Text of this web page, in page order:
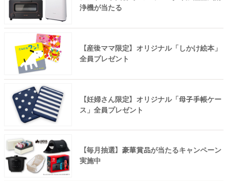
浄機が当たる
【産後ママ限定】オリジナル「しかけ絵本」
全員プレゼント
【妊婦さん限定】オリジナル「母子手帳ケー
ス」全員プレゼント
【毎月抽選】豪華賞品が当たるキャンペーン
実施中